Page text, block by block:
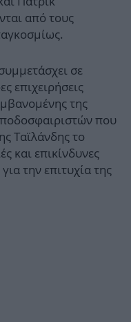
από τους
σε
επιχειρήσεις
της
που
Ταϊλάνδης το
και επικίνδυνες
την επιτυχία της